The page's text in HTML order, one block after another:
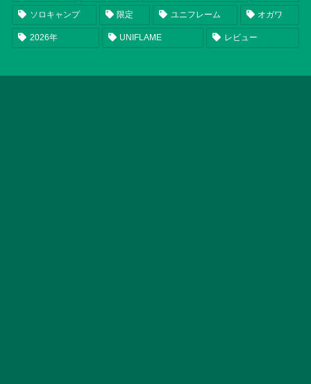
ソロキャンプ 限定 ユニフレーム オガワ
2026年 UNIFLAME レビュー